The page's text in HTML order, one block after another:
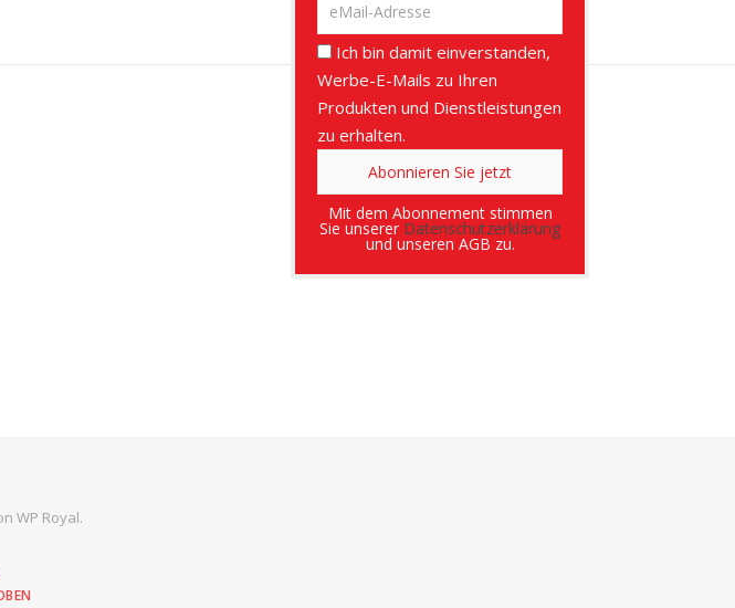
Ich bin damit einverstanden,
Werbe-E-Mails zu Ihren
Produkten und Dienstleistungen
zu erhalten.
Mit dem Abonnement stimmen
Sie unserer Datenschutzerklärung
und unseren AGB zu.
WP Royal.